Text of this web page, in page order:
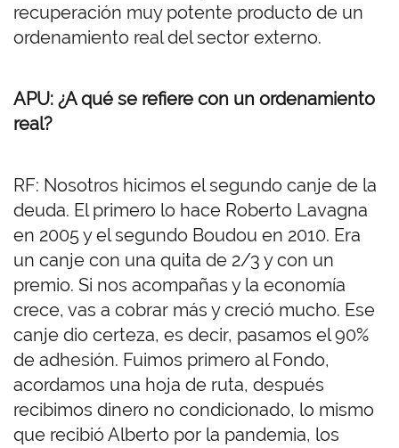
recuperación muy potente producto de un
ordenamiento real del sector externo.
APU: ¿A qué se refiere con un ordenamiento
real?
RF: Nosotros hicimos el segundo canje de la
deuda. El primero lo hace Roberto Lavagna
en 2005 y el segundo Boudou en 2010. Era
un canje con una quita de 2/3 y con un
premio. Si nos acompañas y la economía
crece, vas a cobrar más y creció mucho. Ese
canje dio certeza, es decir, pasamos el 90%
de adhesión. Fuimos primero al Fondo,
acordamos una hoja de ruta, después
recibimos dinero no condicionado, lo mismo
que recibió Alberto por la pandemia, los